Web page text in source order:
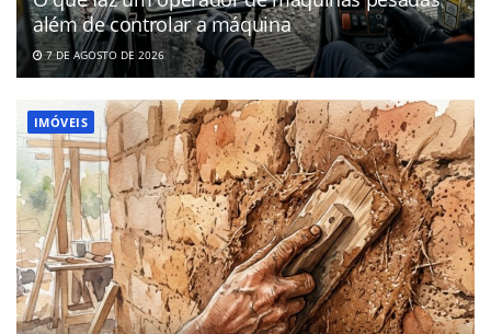
além de controlar a máquina
7 DE AGOSTO DE 2026
IMÓVEIS